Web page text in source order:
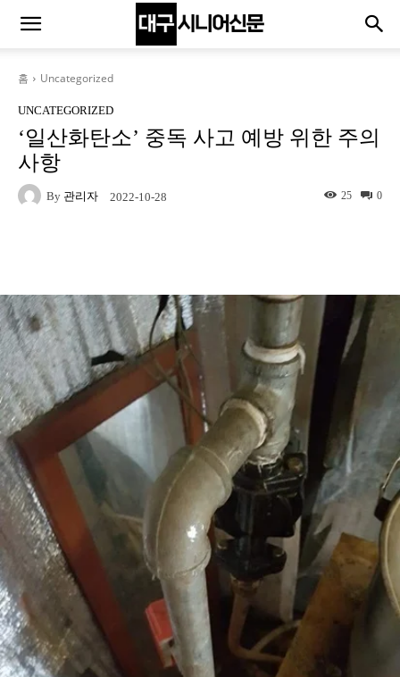
홈 Uncategorized
UNCATEGORIZED
‘일산화탄소’ 중독 사고 예방 위한 주의
사항
By 관리자 2022-10-28 0
25